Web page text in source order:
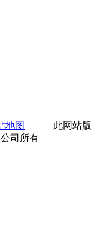
地图
此网站版
司所有